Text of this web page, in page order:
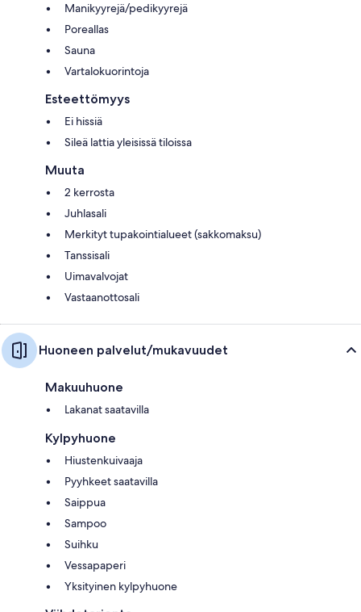
Manikyyrejä/pedikyyrejä
Poreallas
Sauna
Vartalokuorintoja
Esteettömyys
Ei hissiä
Sileä lattia yleisissä tiloissa
Muuta
2 kerrosta
Juhlasali
Merkityt tupakointialueet (sakkomaksu)
Tanssisali
Uimavalvojat
Vastaanottosali
Huoneen palvelut/mukavuudet
Makuuhuone
Lakanat saatavilla
Kylpyhuone
Hiustenkuivaaja
Pyyhkeet saatavilla
Saippua
Sampoo
Suihku
Vessapaperi
Yksityinen kylpyhuone